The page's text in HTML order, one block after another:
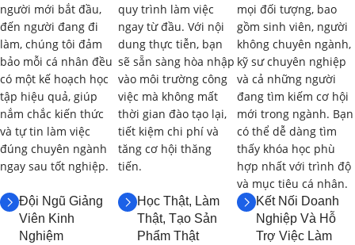
Khóa học được thiết kế với thời lượng 60 giờ, bao gồm lý
thuyết, bài tập, thực hành trên phần mềm mô phỏng/robot
và các dự án thực tế. Dưới đây là nội dung chi tiết và thời
gian học dự kiến cho từng phần:
Phần 1: Tổng Quan về Học Sâu và Ứng
Dụng trong Robot (6 giờ)
(2 giờ)
Khái niệm, lịch sử phát triển và các thành phần của học
sâu.
người mới bắt đầu,
đến người đang đi
làm, chúng tôi đảm
bảo mỗi cá nhân đều
có một kế hoạch học
tập hiệu quả, giúp
nắm chắc kiến thức
và tự tin làm việc
đúng chuyên ngành
ngay sau tốt nghiệp.
quy trình làm việc
ngay từ đầu. Với nội
dung thực tiễn, bạn
sẽ sẵn sàng hòa nhập
vào môi trường công
việc mà không mất
thời gian đào tạo lại,
tiết kiệm chi phí và
tăng cơ hội thăng
tiến.
mọi đối tượng, bao
gồm sinh viên, người
không chuyên ngành,
kỹ sư chuyên nghiệp
và cả những người
đang tìm kiếm cơ hội
mới trong ngành. Bạn
có thể dễ dàng tìm
thấy khóa học phù
hợp nhất với trình độ
và mục tiêu cá nhân.
Đội Ngũ Giảng
Viên Kinh
Nghiệm
Học Thật, Làm
Thật, Tạo Sản
Phẩm Thật
Kết Nối Doanh
Nghiệp Và Hỗ
Trợ Việc Làm